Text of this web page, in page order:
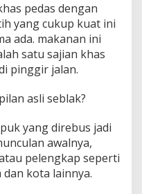
pedas dengan
yang cukup kuat ini
ada. makanan ini
satu sajian khas
pinggir jalan.
asli seblak?
yang direbus jadi
awalnya,
pelengkap seperti
kota lainnya.